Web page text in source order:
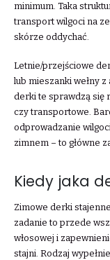
minimum. Taka
transport wilgoci na
skórze oddychać.
Letnie/przejściowe
lub mieszanki wełny
derki te sprawdzą się
czy transportowe.
odprowadzanie
zimnem – to główne
Kiedy jaka
Zimowe derki
zadanie to przede
włosowej i
stajni. Rodzaj